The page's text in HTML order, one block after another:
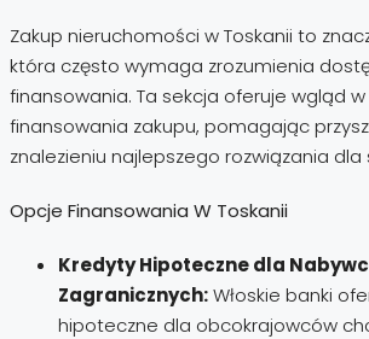
Zakup nieruchomości w Toskanii to
która często wymaga zrozumienia
finansowania. Ta sekcja oferuje wgląd
finansowania zakupu, pomagając
znalezieniu najlepszego rozwiązania
Opcje Finansowania W Toskanii
Kredyty Hipoteczne dla
Zagranicznych:Włoskie banki
hipoteczne dla obcokrajowców